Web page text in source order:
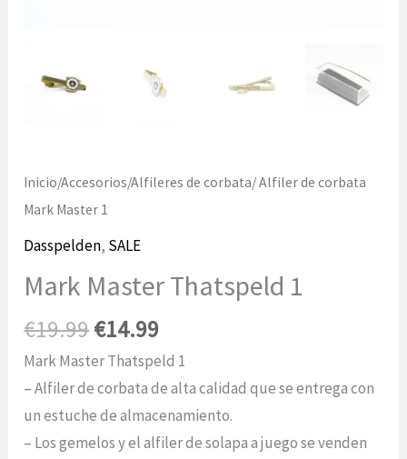
Inicio/Accesorios/Alfileres de corbata/ Alfiler de corbata
Mark Master 1
Dasspelden, SALE
Mark Master Thatspeld 1
€19.99El
precio
original
era:
19,99
€14.99El
precio
actual
es:
14,99
Mark Master Thatspeld 1
– Alfiler de corbata de alta calidad que se entrega con
un estuche de almacenamiento.
– Los gemelos y el alfiler de solapa a juego se venden